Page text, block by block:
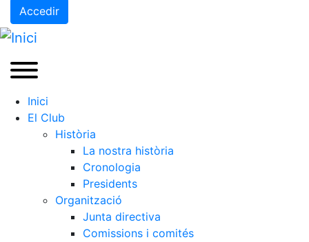
Accedir
Inici
El Club
Història
La nostra història
Cronologia
Presidents
Organització
Junta directiva
Comissions i comités